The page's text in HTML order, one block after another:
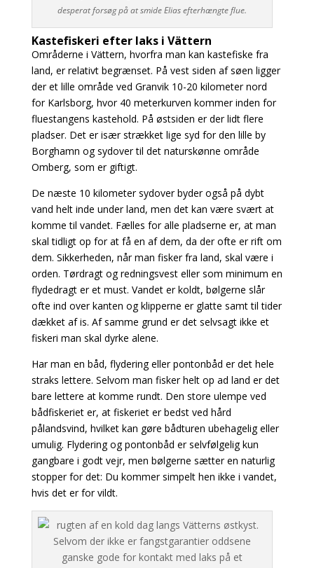
desperat forsøg på at smide Elias efterhængte flue.
Kastefiskeri efter laks i Vättern
Områderne i Vättern, hvorfra man kan kastefiske fra
land, er relativt begrænset. På vest siden af søen ligger
der et lille område ved Granvik 10-20 kilometer nord
for Karlsborg, hvor 40 meterkurven kommer inden for
fluestangens kastehold. På østsiden er der lidt flere
pladser. Det er især strækket lige syd for den lille by
Borghamn og sydover til det naturskønne område
Omberg, som er giftigt.
De næste 10 kilometer sydover byder også på dybt
vand helt inde under land, men det kan være svært at
komme til vandet. Fælles for alle pladserne er, at man
skal tidligt op for at få en af dem, da der ofte er rift om
dem. Sikkerheden, når man fisker fra land, skal være i
orden. Tørdragt og redningsvest eller som minimum en
flydedragt er et must. Vandet er koldt, bølgerne slår
ofte ind over kanten og klipperne er glatte samt til tider
dækket af is. Af samme grund er det selvsagt ikke et
fiskeri man skal dyrke alene.
Har man en båd, flydering eller pontonbåd er det hele
straks lettere. Selvom man fisker helt op ad land er det
bare lettere at komme rundt. Den store ulempe ved
bådfiskeriet er, at fiskeriet er bedst ved hård
pålandsvind, hvilket kan gøre bådturen ubehagelig eller
umulig. Flydering og pontonbåd er selvfølgelig kun
gangbare i godt vejr, men bølgerne sætter en naturlig
stopper for det: Du kommer simpelt hen ikke i vandet,
hvis det er for vildt.